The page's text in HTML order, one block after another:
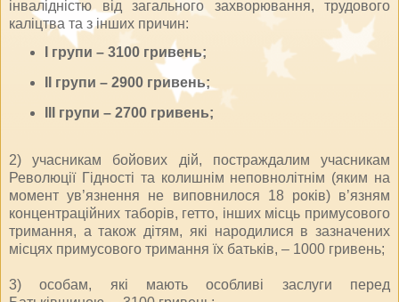
інвалідністю від загального захворювання, трудового
каліцтва та з інших причин:
I групи – 3100 гривень;
II групи – 2900 гривень;
III групи – 2700 гривень;
2) учасникам бойових дій, постраждалим учасникам
Революції Гідності та колишнім неповнолітнім (яким на
момент ув’язнення не виповнилося 18 років) в’язням
концентраційних таборів, гетто, інших місць примусового
тримання, а також дітям, які народилися в зазначених
місцях примусового тримання їх батьків, – 1000 гривень;
3) особам, які мають особливі заслуги перед